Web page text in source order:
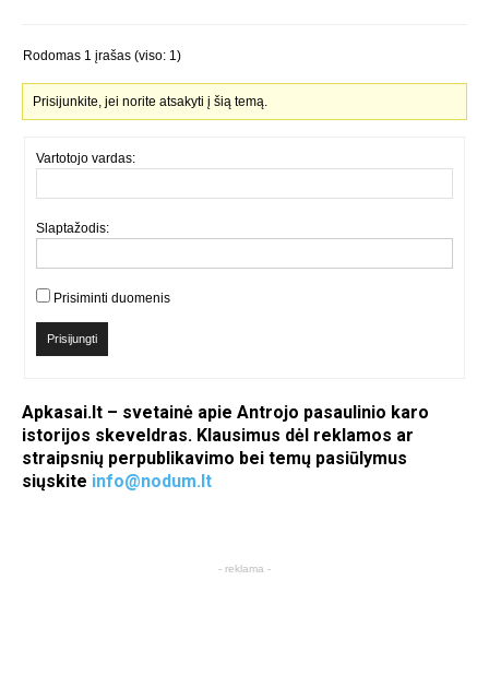
Rodomas 1 įrašas (viso: 1)
Prisijunkite, jei norite atsakyti į šią temą.
Vartotojo vardas:
Slaptažodis:
Prisiminti duomenis
Prisijungti
Apkasai.lt – svetainė apie Antrojo pasaulinio karo
istorijos skeveldras. Klausimus dėl reklamos ar
straipsnių perpublikavimo bei temų pasiūlymus
siųskite info@nodum.lt
- reklama -